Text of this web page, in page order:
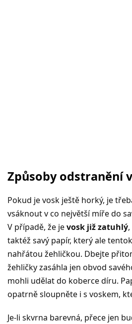
Způsoby odstranění
Pokud je vosk ještě horký, je
vsáknout v co největší míře do
V případě, že jevosk již zatuhlý
taktéž savý papír, který ale
nahřátou žehličkou. Dbejte
žehličky zasáhla jen obvod
mohli udělat do koberce díru.
opatrně sloupněte i s voskem,
Je-li skvrna barevná, přece jen